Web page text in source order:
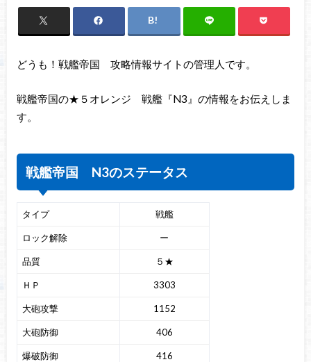
どうも！戦艦帝国 攻略情報サイトの管理人です。
戦艦帝国の★５オレンジ 戦艦『N3』の情報をお伝えしま
す。
戦艦帝国 N3のステータス
タイプ 戦艦
ロック解除 ー
品質 ５★
ＨＰ 3303
大砲攻撃 1152
大砲防御 406
爆破防御 416